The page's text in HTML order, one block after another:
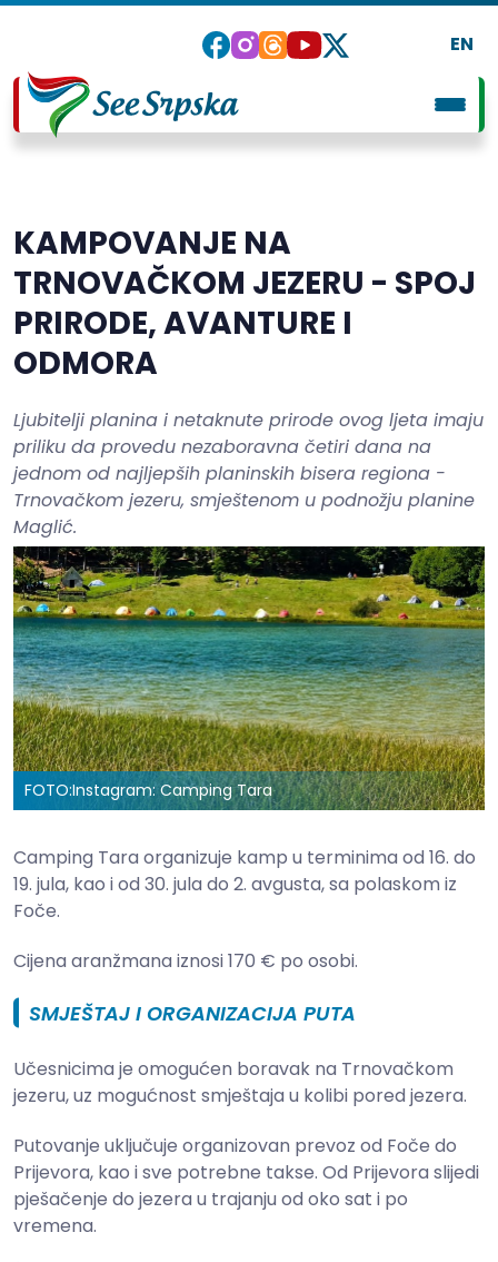
EN
KAMPOVANJE NA
TRNOVAČKOM JEZERU - SPOJ
PRIRODE, AVANTURE I
ODMORA
Ljubitelji planina i netaknute prirode ovog ljeta imaju
priliku da provedu nezaboravna četiri dana na
jednom od najljepših planinskih bisera regiona -
Trnovačkom jezeru, smještenom u podnožju planine
Maglić.
FOTO:Instagram: Camping Tara
Camping Tara organizuje kamp u terminima od 16. do
19. jula, kao i od 30. jula do 2. avgusta, sa polaskom iz
Foče.
Cijena aranžmana iznosi 170 € po osobi.
SMJEŠTAJ I ORGANIZACIJA PUTA
Učesnicima je omogućen boravak na Trnovačkom
jezeru, uz mogućnost smještaja u kolibi pored jezera.
Putovanje uključuje organizovan prevoz od Foče do
Prijevora, kao i sve potrebne takse. Od Prijevora slijedi
pješačenje do jezera u trajanju od oko sat i po
vremena.